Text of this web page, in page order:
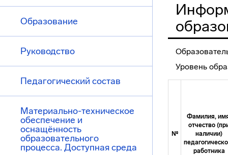
Образование
Руководство
Педагогический состав
Материально-техническое
обеспечение и
оснащённость
образовательного
процесса. Доступная среда
Уровень
№
Фамилия,
отчество
наличии)
работника